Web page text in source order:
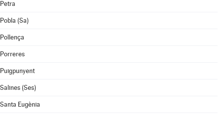
Petra
Pobla (Sa)
Pollença
Porreres
Puigpunyent
Salines (Ses)
Santa Eugènia